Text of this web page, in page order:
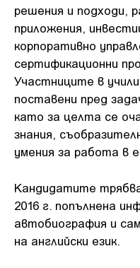
решения и подходи,
приложения,
корпоративно
сертификационни
Участниците в
поставени пред
като за целта се
знания,
умения за работа в
Кандидатите
2016 г. попълнена
автобиография и
на английски език.